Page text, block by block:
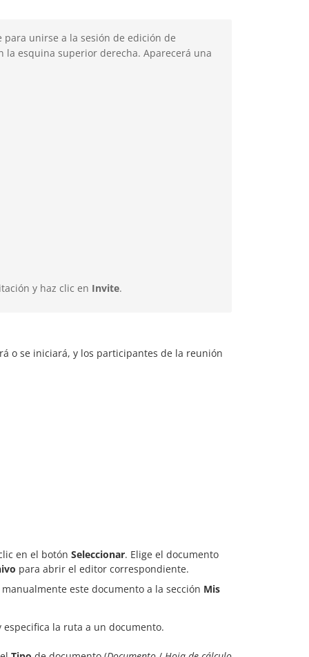
para unirse a la sesión de edición de
la esquina superior derecha. Aparecerá una
y haz clic en Invite.
o se iniciará, y los participantes de la reunión
en el botón Seleccionar. Elige el documento
para abrir el editor correspondiente.
este documento a la sección Mis
especifica la ruta a un documento.